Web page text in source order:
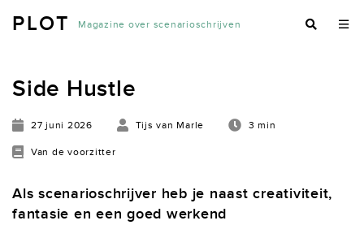
PLOT Magazine over scenarioschrijven
Side Hustle
27 juni 2026 Tijs van Marle 3 min
Van de voorzitter
Als scenarioschrijver heb je naast creativiteit,
fantasie en een goed werkend